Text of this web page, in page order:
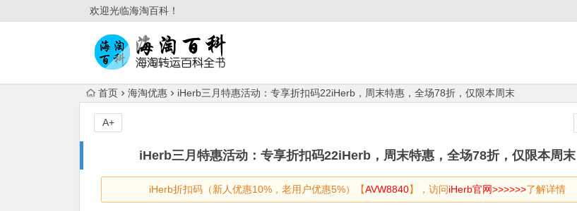
欢迎光临海淘百科！
首页 海淘优惠 iHerb三月特惠活动：专享折扣码22iHerb，周末特惠，全场78折，仅限本周末
iHerb三月特惠活动：专享折扣码22iHerb，周末特惠，全场78折，仅限本周末
iHerb折扣码（新人优惠10%，老用户优惠5%）【AVW8840】，访问iHerb官网>>>>>>了解详情
A+